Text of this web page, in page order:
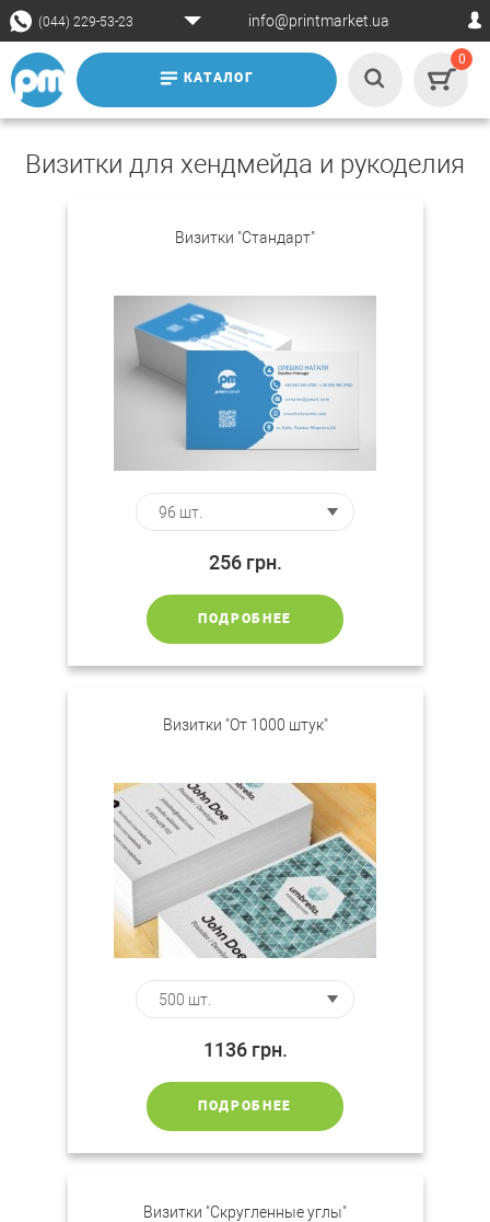
(044) 229-53-23 info@printmarket.ua
КАТАЛОГ
0
Визитки для хендмейда и рукоделия
Визитки "Стандарт"
256 грн.
ПОДРОБНЕЕ
Визитки "От 1000 штук"
1136 грн.
ПОДРОБНЕЕ
Визитки "Скругленные углы"